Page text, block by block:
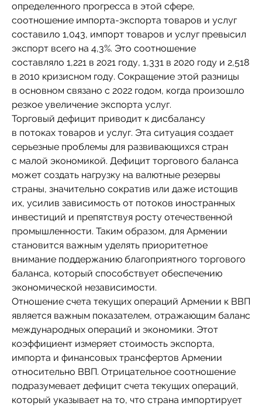
определенного прогресса в этой сфере,
соотношение импорта-экспорта товаров и услуг
составило 1,043, импорт товаров и услуг превысил
экспорт всего на 4,3%. Это соотношение
составляло 1,221 в 2021 году, 1,331 в 2020 году и 2,518
в 2010 кризисном году. Сокращение этой разницы
в основном связано с 2022 годом, когда произошло
резкое увеличение экспорта услуг.
Торговый дефицит приводит к дисбалансу
в потоках товаров и услуг. Эта ситуация создает
серьезные проблемы для развивающихся стран
с малой экономикой. Дефицит торгового баланса
может создать нагрузку на валютные резервы
страны, значительно сократив или даже истощив
их, усилив зависимость от потоков иностранных
инвестиций и препятствуя росту отечественной
промышленности. Таким образом, для Армении
становится важным уделять приоритетное
внимание поддержанию благоприятного торгового
баланса, который способствует обеспечению
экономической независимости.
Отношение счета текущих операций Армении к ВВП
является важным показателем, отражающим баланс
международных операций и экономики. Этот
коэффициент измеряет стоимость экспорта,
импорта и финансовых трансфертов Армении
относительно ВВП. Отрицательное соотношение
подразумевает дефицит счета текущих операций,
который указывает на то, что страна импортирует